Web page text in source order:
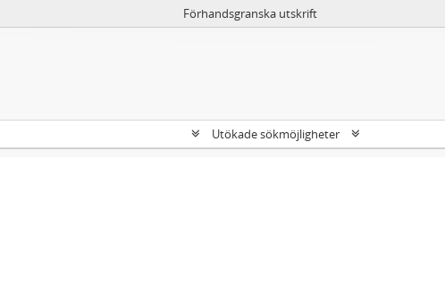
Förhandsgranska utskrift
Utökade sökmöjligheter